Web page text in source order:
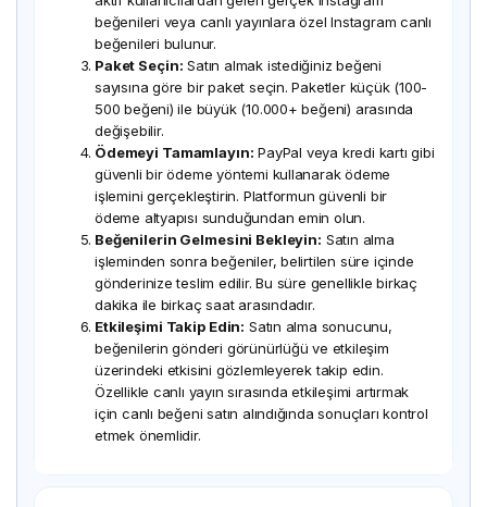
beğenileri veya canlı yayınlara özel Instagram canlı
beğenileri bulunur.
Paket Seçin: Satın almak istediğiniz beğeni
sayısına göre bir paket seçin. Paketler küçük (100-
500 beğeni) ile büyük (10.000+ beğeni) arasında
değişebilir.
Ödemeyi Tamamlayın: PayPal veya kredi kartı gibi
güvenli bir ödeme yöntemi kullanarak ödeme
işlemini gerçekleştirin. Platformun güvenli bir
ödeme altyapısı sunduğundan emin olun.
Beğenilerin Gelmesini Bekleyin: Satın alma
işleminden sonra beğeniler, belirtilen süre içinde
gönderinize teslim edilir. Bu süre genellikle birkaç
dakika ile birkaç saat arasındadır.
Etkileşimi Takip Edin: Satın alma sonucunu,
beğenilerin gönderi görünürlüğü ve etkileşim
üzerindeki etkisini gözlemleyerek takip edin.
Özellikle canlı yayın sırasında etkileşimi artırmak
için canlı beğeni satın alındığında sonuçları kontrol
etmek önemlidir.